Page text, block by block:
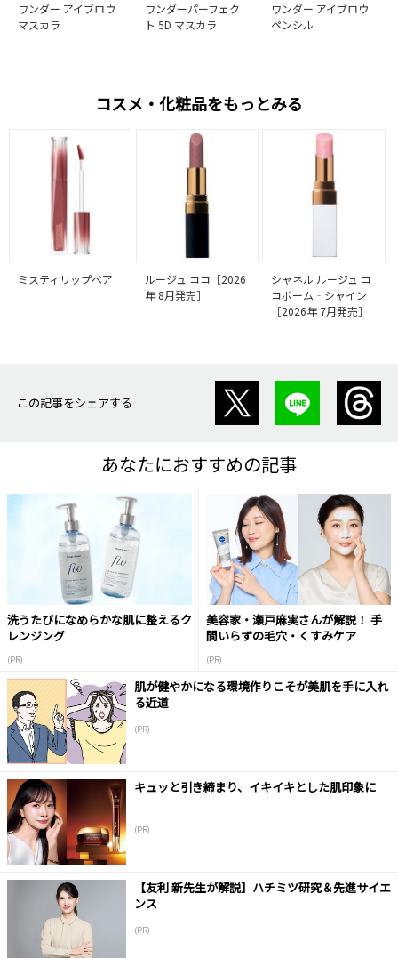
ワンダー アイブロウ
マスカラ
ワンダーパーフェク
ト 5D マスカラ
ワンダー アイブロウ
ペンシル
コスメ・化粧品をもっとみる
ミスティリップベア
ルージュ ココ［2026
年 8月発売］
シャネル ルージュ コ
コボーム‐シャイン
［2026年 7月発売］
この記事をシェアする
あなたにおすすめの記事
洗うたびになめらかな肌に整えるク
レンジング
(PR)
美容家・瀬戸麻実さんが解説！ 手
間いらずの毛穴・くすみケア
(PR)
肌が健やかになる環境作りこそが美肌を手に入れ
る近道
(PR)
キュッと引き締まり、イキイキとした肌印象に
(PR)
【友利 新先生が解説】ハチミツ研究＆先進サイエ
ンス
(PR)